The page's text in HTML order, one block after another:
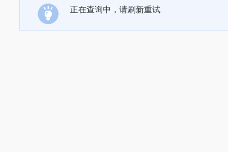
正在查询中，请刷新重试